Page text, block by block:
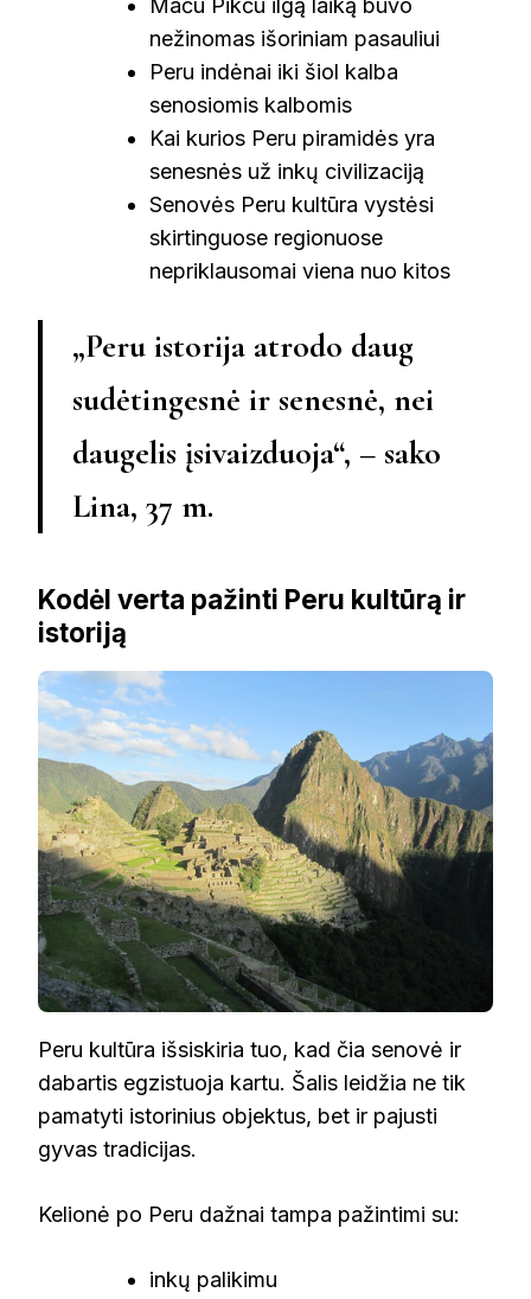
nežinomas išoriniam pasauliui
Peru indėnai iki šiol kalba
senosiomis kalbomis
Kai kurios Peru piramidės yra
senesnės už inkų civilizaciją
Senovės Peru kultūra vystėsi
skirtinguose regionuose
nepriklausomai viena nuo kitos
„Peru istorija atrodo daug
sudėtingesnė ir senesnė, nei
daugelis įsivaizduoja“, – sako
Lina, 37 m.
Kodėl verta pažinti Peru kultūrą ir
istoriją
Peru kultūra išsiskiria tuo, kad čia senovė ir
dabartis egzistuoja kartu. Šalis leidžia ne tik
pamatyti istorinius objektus, bet ir pajusti
gyvas tradicijas.
Kelionė po Peru dažnai tampa pažintimi su:
inkų palikimu